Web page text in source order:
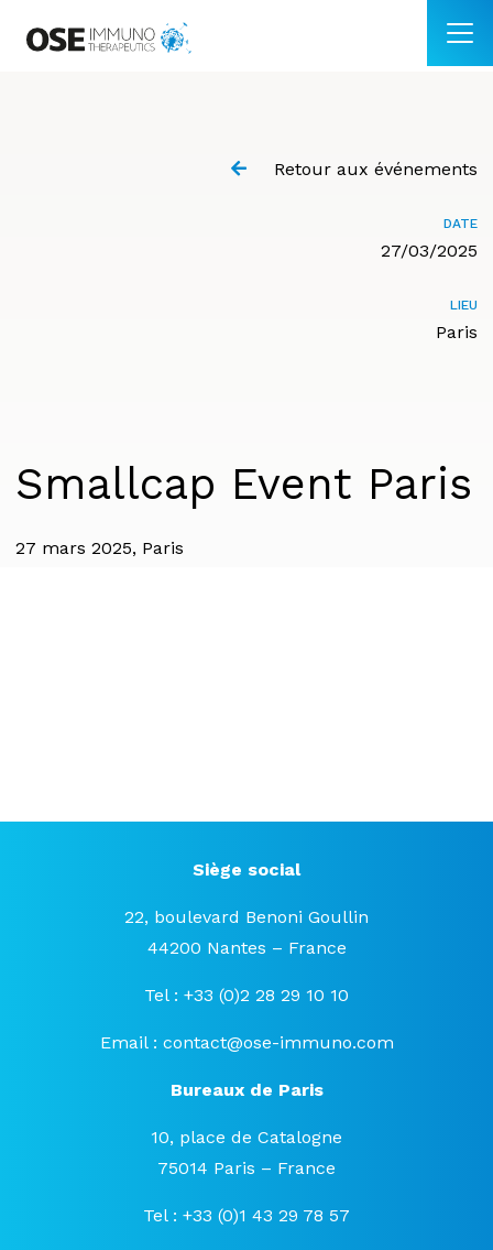
Retour aux événements
DATE
27/03/2025
LIEU
Paris
Smallcap Event Paris
27 mars 2025, Paris
Siège social
22, boulevard Benoni Goullin
44200 Nantes – France
Tel : +33 (0)2 28 29 10 10
Email : contact@ose-immuno.com
Bureaux de Paris
10, place de Catalogne
75014 Paris – France
Tel : +33 (0)1 43 29 78 57